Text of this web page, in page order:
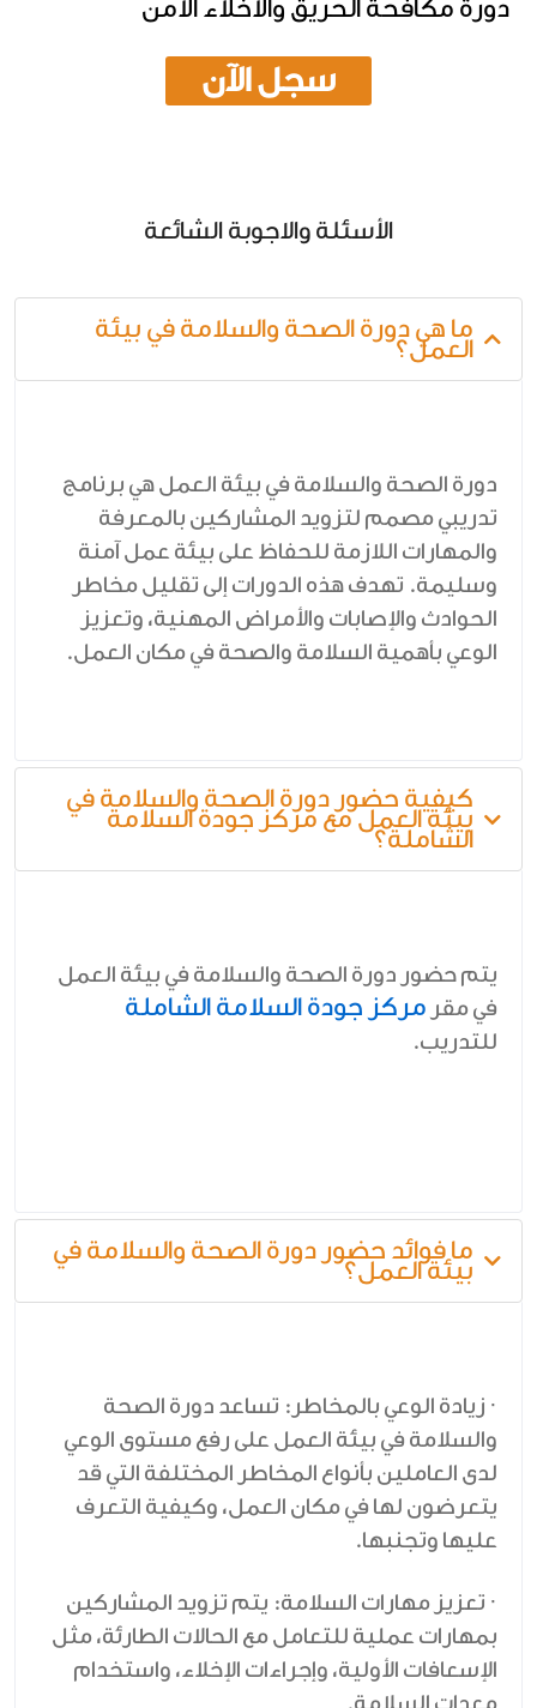
دورة مكافحة الحريق والاخلاء الآمن
سجل الآن
الأسئلة والاجوبة الشائعة
ما هي دورة الصحة والسلامة في بيئة
العمل؟
دورة الصحة والسلامة في بيئة العمل هي برنامج
تدريبي مصمم لتزويد المشاركين بالمعرفة
والمهارات اللازمة للحفاظ على بيئة عمل آمنة
وسليمة. تهدف هذه الدورات إلى تقليل مخاطر
الحوادث والإصابات والأمراض المهنية، وتعزيز
الوعي بأهمية السلامة والصحة في مكان العمل.
كيفية حضور دورة الصحة والسلامة في
بيئة العمل مع مركز جودة السلامة
الشاملة؟
يتم حضور دورة الصحة والسلامة في بيئة العمل
في مقر مركز جودة السلامة الشاملة
للتدريب.
ما فوائد حضور دورة الصحة والسلامة في
بيئة العمل؟
· زيادة الوعي بالمخاطر: تساعد دورة الصحة
والسلامة في بيئة العمل على رفع مستوى الوعي
لدى العاملين بأنواع المخاطر المختلفة التي قد
يتعرضون لها في مكان العمل، وكيفية التعرف
عليها وتجنبها.
· تعزيز مهارات السلامة: يتم تزويد المشاركين
بمهارات عملية للتعامل مع الحالات الطارئة، مثل
الإسعافات الأولية، وإجراءات الإخلاء، واستخدام